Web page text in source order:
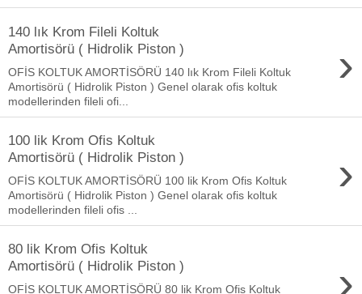
140 lık Krom Fileli Koltuk
Amortisörü ( Hidrolik Piston )
›
OFİS KOLTUK AMORTİSÖRÜ 140 lık Krom Fileli Koltuk
Amortisörü ( Hidrolik Piston ) Genel olarak ofis koltuk
modellerinden fileli ofi...
100 lik Krom Ofis Koltuk
Amortisörü ( Hidrolik Piston )
›
OFİS KOLTUK AMORTİSÖRÜ 100 lik Krom Ofis Koltuk
Amortisörü ( Hidrolik Piston ) Genel olarak ofis koltuk
modellerinden fileli ofis ...
80 lik Krom Ofis Koltuk
Amortisörü ( Hidrolik Piston )
›
OFİS KOLTUK AMORTİSÖRÜ 80 lik Krom Ofis Koltuk